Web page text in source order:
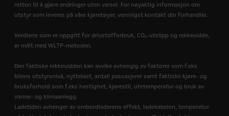
retten til å gjøre endringer uten varsel. For nøyaktig informasjon om
utstyr som leveres på våre kjøretøyer, vennligst kontakt din forhandler.
Verdiene som er oppgitt for drivstofforbruk, CO₂-utslipp og rekkevidde,
er målt med WLTP-metoden.
Den faktiske rekkevidden kan avvike avhengig av faktorer som f.eks
bilens utstyrsnivå, nyttelast, antall passasjerer samt faktiske kjøre- og
bruksforhold som f.eks hastighet, kjørestil, utetemperatur og bruk av
varme- og klimaanlegg.
Ladetiden avhenger av ombordladerens effekt, ladekabelen, temperatur